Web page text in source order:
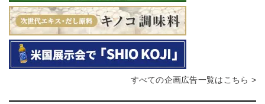
すべての企画広告一覧はこちら >